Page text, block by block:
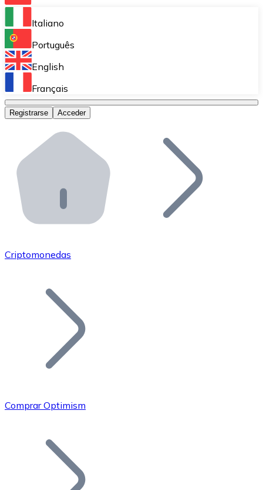
Bitnovo Ramp
Integra nuestra solución en tu plataforma.
Bitnovo Giftcards
Bitnovo OTC
Bitnovo ATM
Integra un ATM Bitnovo en tu negocio y permite que
Bitnovo API
Integra nuestra API en tu ecosistema.
Únete a nuestra red de distribuidores.
Añade tu proyecto a nuestro ecosistema.
Bitcoin
Italiano
Português
English
Français
Registrarse Acceder
Criptomonedas
Comprar Optimism